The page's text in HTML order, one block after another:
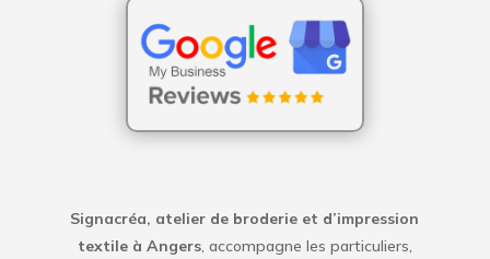
Signacréa, atelier de broderie et d’impression
textile à Angers, accompagne les particuliers,